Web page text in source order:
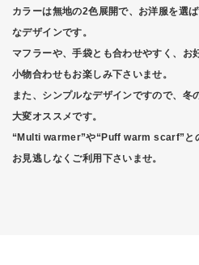
カラーは無地の2色展開で、お洋服を選
なデザインです。
マフラーや、手袋とも合わせやすく、お
小物合わせもお楽しみ下さいませ。
また、シンプルなデザインですので、冬
大変オススメです。
“Multi warmer”や“Puff warm scarf”と
お見逃しなくご利用下さいませ。